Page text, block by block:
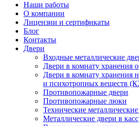
Наши работы
О компании
Лицензии и сертификаты
Блог
Контакты
Двери
Входные металлические
Двери в комнату
Двери в комнату хранения
и психотропных веществ
Противопожарные двери
Противопожарные люки
Технические
Металлические двери в